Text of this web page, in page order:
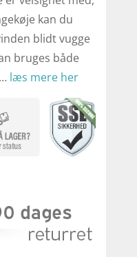
kan du
blidt vugge
bruges både
læs mere her